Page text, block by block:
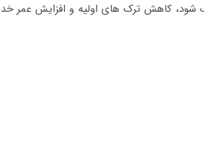
کاهش ترک‌ های اولیه و افزایش عمر